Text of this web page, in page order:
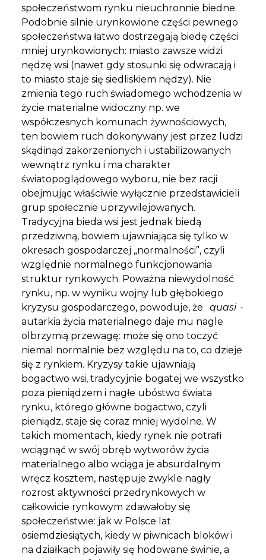
społeczeństwom rynku nieuchronnie biedne.
Podobnie silnie urynkowione części pewnego
społeczeństwa łatwo dostrzegają biedę części
mniej urynkowionych: miasto zawsze widzi
nędzę wsi (nawet gdy stosunki się odwracają i
to miasto staje się siedliskiem nędzy). Nie
zmienia tego ruch świadomego wchodzenia w
życie materialne widoczny np. we
współczesnych komunach żywnościowych,
ten bowiem ruch dokonywany jest przez ludzi
skądinąd zakorzenionych i ustabilizowanych
wewnątrz rynku i ma charakter
światopoglądowego wyboru, nie bez racji
obejmując właściwie wyłącznie przedstawicieli
grup społecznie uprzywilejowanych.
Tradycyjna bieda wsi jest jednak biedą
przedziwną, bowiem ujawniająca się tylko w
okresach gospodarczej „normalności”, czyli
względnie normalnego funkcjonowania
struktur rynkowych. Poważna niewydolność
rynku, np. w wyniku wojny lub głębokiego
kryzysu gospodarczego, powoduje, że
quasi -
autarkia życia materialnego daje mu nagle
olbrzymią przewagę: może się ono toczyć
niemal normalnie bez względu na to, co dzieje
się z rynkiem. Kryzysy takie ujawniają
bogactwo wsi, tradycyjnie bogatej we wszystko
poza pieniądzem i nagłe ubóstwo świata
rynku, którego główne bogactwo, czyli
pieniądz, staje się coraz mniej wydolne. W
takich momentach, kiedy rynek nie potrafi
wciągnąć w swój obręb wytworów życia
materialnego albo wciąga je absurdalnym
wręcz kosztem, następuje zwykle nagły
rozrost aktywności przedrynkowych w
całkowicie rynkowym zdawałoby się
społeczeństwie: jak w Polsce lat
osiemdziesiątych, kiedy w piwnicach bloków i
na działkach pojawiły się hodowane świnie, a